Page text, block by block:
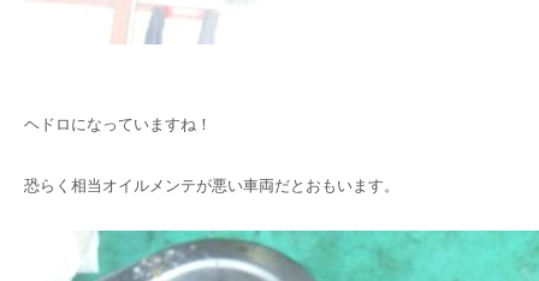
ヘドロになっていますね！
恐らく相当オイルメンテが悪い車両だとおもいます。